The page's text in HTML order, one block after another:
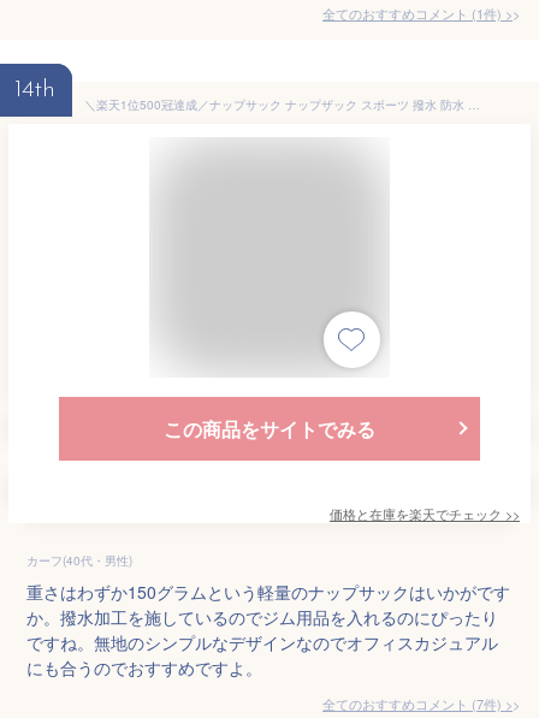
全てのおすすめコメント (1件) >
14th
＼楽天1位500冠達成／ナップサック ナップザック スポーツ 撥水 防水 ナイロン リュックサック ジム バッグ 大きめ プールバッグ 女の子 男の子 大人 子供 リュック 巾着 シューズバッグ 部活 軽量 撥水性 ナイロン素材
この商品をサイトでみる
価格と在庫を楽天でチェック >>
カーフ(40代・男性)
重さはわずか150グラムという軽量のナップサックはいかがです
か。撥水加工を施しているのでジム用品を入れるのにぴったり
ですね。無地のシンプルなデザインなのでオフィスカジュアル
にも合うのでおすすめですよ。
全てのおすすめコメント (7件) >